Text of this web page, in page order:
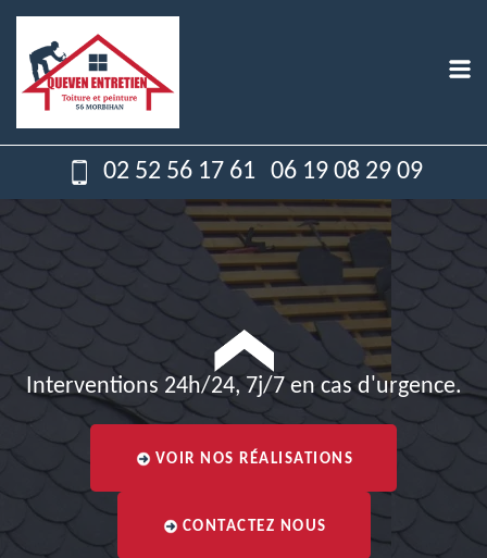
02 52 56 17 61 06 19 08 29 09
Interventions 24h/24, 7j/7 en cas d'urgence.
VOIR NOS RÉALISATIONS
CONTACTEZ NOUS